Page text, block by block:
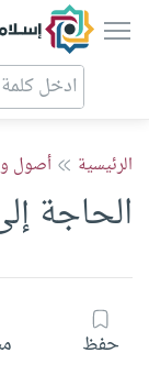
الرئيسية أصول
الحاجة
حفظ